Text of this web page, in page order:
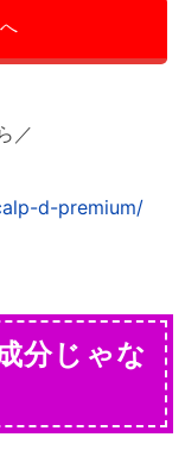
／
d-premium/
分じゃな